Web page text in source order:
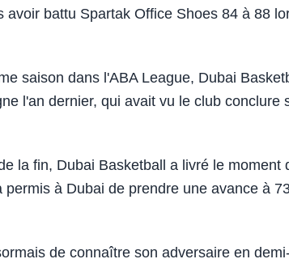
avoir battu Spartak Office Shoes 84 à 88
saison dans l'ABA League, Dubai
l'an dernier, qui avait vu le club
la fin, Dubai Basketball a livré le
à Dubai de prendre une avance à
de connaître son adversaire en